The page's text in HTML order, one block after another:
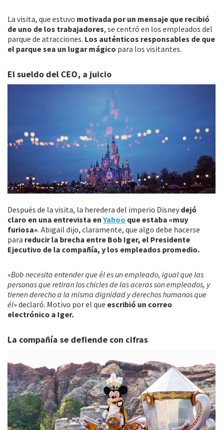
La visita, que estuvo motivada por un mensaje que recibió
de uno de los trabajadores, se centró en los empleados del
parque de atracciones. Los auténticos responsables de que
el parque sea un lugar mágico para los visitantes.
El sueldo del CEO, a juicio
Después de la visita, la heredera del imperio Disney dejó
claro en una entrevista en Yahoo que estaba «muy
furiosa». Abigail dijo, claramente, que algo debe hacerse
para reducir la brecha entre Bob Iger, el Presidente
Ejecutivo de la compañía, y los empleados promedio.
«Bob necesita entender que él es un empleado, igual que las
personas que retiran los chicles de las aceras son empleados, y
tienen derecho a la misma dignidad y derechos humanos que
él» declaró. Motivo por el que escribió un correo
electrónico a Iger.
La compañía se defiende con cifras